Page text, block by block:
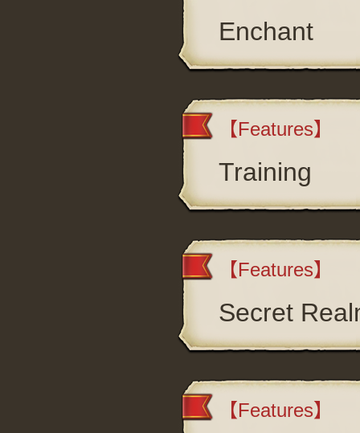
Enchant
【Features】
Training
【Features】
Secret
【Features】